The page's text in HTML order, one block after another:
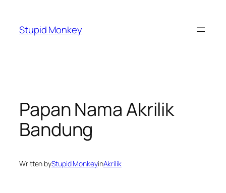
content
Stupid Monkey
Papan Nama Akrilik
Bandung
Written byStupid MonkeyinAkrilik